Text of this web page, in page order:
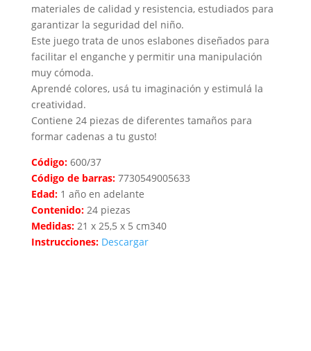
materiales de calidad y resistencia, estudiados para
garantizar la seguridad del niño.
Este juego trata de unos eslabones diseñados para
facilitar el enganche y permitir una manipulación
muy cómoda.
Aprendé colores, usá tu imaginación y estimulá la
creatividad.
Contiene 24 piezas de diferentes tamaños para
formar cadenas a tu gusto!
Código:600/37
Código de barras:7730549005633
Edad:1 año en adelante
Contenido:24 piezas
Medidas: 21 x 25,5 x 5 cm340
Instrucciones: Descargar